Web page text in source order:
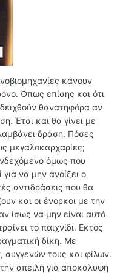
κάνουν
Όπως επίσης και ότι
θανατηφόρα αν
Έτσι και θα γίνει με
δράση. Πόσες
μεγαλοκαρχαρίες;
όμως που
να μην ανοίξει ο
αντιδράσεις που θα
και οι ένορκοι με την
ίσως να μην είναι αυτό
το παιχνίδι. Εκτός
δίκη. Με
τους και φίλων.
απειλή για αποκάλυψη